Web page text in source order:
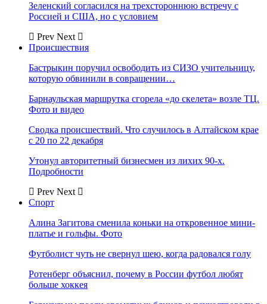
Зеленский согласился на трехстороннюю встречу с
Россией и США, но с условием
Prev Next
Происшествия
Бастрыкин поручил освободить из СИЗО учительницу,
которую обвинили в совращении…
Барнаульская маршрутка сгорела «до скелета» возле ТЦ.
Фото и видео
Сводка происшествий. Что случилось в Алтайском крае
с 20 по 22 декабря
Утонул авторитетный бизнесмен из лихих 90-х.
Подробности
Prev Next
Спорт
Алина Загитова сменила коньки на откровенное мини-
платье и гольфы. Фото
Футболист чуть не свернул шею, когда радовался голу
Ротенберг объяснил, почему в России футбол любят
больше хоккея